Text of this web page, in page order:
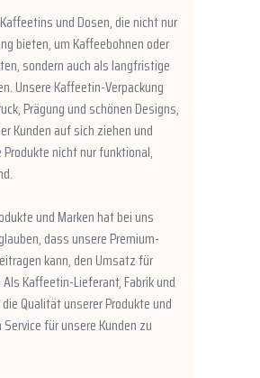
und Dosen, die nicht nur
bieten, um Kaffeebohnen oder
sondern auch als langfristige
Unsere Kaffeetin-Verpackung
Prägung und schönen Designs,
Kunden auf sich ziehen und
nicht nur funktional,
und Marken hat bei uns
dass unsere Premium-
kann, den Umsatz für
Kaffeetin-Lieferant, Fabrik und
Qualität unserer Produkte und
für unsere Kunden zu